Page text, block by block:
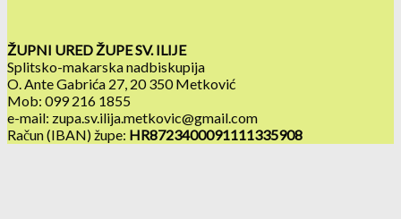
ŽUPNI URED ŽUPE SV. ILIJE
Splitsko-makarska nadbiskupija
O. Ante Gabrića 27, 20 350 Metković
Mob: 099 216 1855
e-mail: zupa.sv.ilija.metkovic@gmail.com
Račun (IBAN) župe: HR8723400091111335908